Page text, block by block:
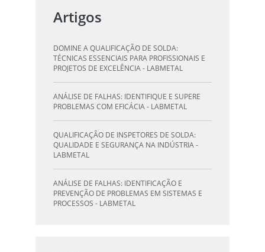
QUALIFICAÇÃO DE SOLDADORES: PILAR DO
LABMETAL
LABMETAL
PRODUTOS - LABMETAL
Artigos
DOMINE A QUALIFICAÇÃO DE SOLDA:
TÉCNICAS ESSENCIAIS PARA PROFISSIONAIS E
PROJETOS DE EXCELÊNCIA - LABMETAL
ANÁLISE DE FALHAS: IDENTIFIQUE E SUPERE
PROBLEMAS COM EFICÁCIA - LABMETAL
QUALIFICAÇÃO DE INSPETORES DE SOLDA:
QUALIDADE E SEGURANÇA NA INDÚSTRIA -
LABMETAL
ANÁLISE DE FALHAS: IDENTIFICAÇÃO E
PREVENÇÃO DE PROBLEMAS EM SISTEMAS E
PROCESSOS - LABMETAL